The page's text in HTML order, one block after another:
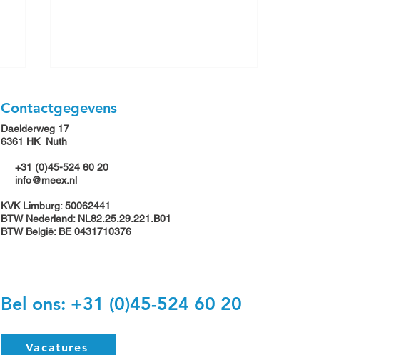
Stage als technisch tekenaar
Contactgegevens
Daelderweg 17
6361 HK Nuth
+31 (0)45-524 60 20
info@meex.nl
KVK Limburg: 50062441
BTW Nederland: NL82.25.29.221.B01
BTW België: BE 0431710376
Bel ons: +31 (0)45-524 60 20
Vacatures